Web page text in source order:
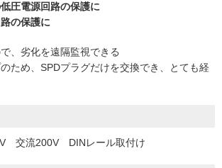
圧電源回路の保護に
の保護に
、劣化を遠隔監視できる
ため、SPDプラグだけを交換でき、とても経
交流200V DINレール取付け